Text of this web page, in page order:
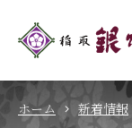
ホーム 新着情報